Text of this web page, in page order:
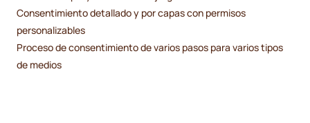
Consentimiento detallado y por capas con permisos
personalizables
Proceso de consentimiento de varios pasos para varios tipos
de medios